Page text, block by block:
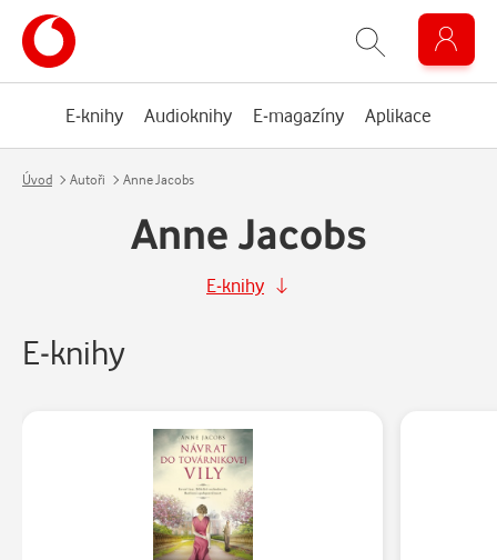
E-knihy Audioknihy E-magazíny Aplikace
Úvod Autoři Anne Jacobs
Anne Jacobs
E-knihy
E-knihy